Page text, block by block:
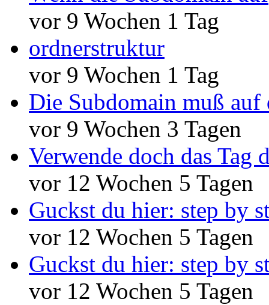
vor 9 Wochen 1 Tag
ordnerstruktur
vor 9 Wochen 1 Tag
Die Subdomain muß auf
vor 9 Wochen 3 Tagen
Verwende doch das Tag
vor 12 Wochen 5 Tagen
Guckst du hier: step by
vor 12 Wochen 5 Tagen
Guckst du hier: step by
vor 12 Wochen 5 Tagen